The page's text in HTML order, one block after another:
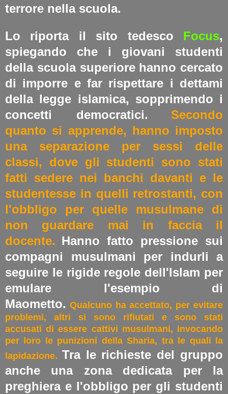
terrore nella scuola.
Lo riporta il sito tedesco Focus,
spiegando che i giovani studenti
della scuola superiore hanno cercato
di imporre e far rispettare i dettami
della legge islamica, sopprimendo i
concetti democratici.
Secondo
quanto si apprende, hanno imposto
una separazione per sessi delle
classi, dove gli studenti sono stati
fatti sedere nei banchi davanti e le
studentesse in quelli retrostanti, con
l'obbligo per quelle musulmane di
non guardare mai in faccia il
docente. Hanno fatto pressione sui
compagni musulmani per indurli a
seguire le rigide regole dell'Islam per
emulare l'esempio di
Maometto. Qualcuno ha accettato, per evitare
problemi, altri si sono rifiutati e sono stati
accusati di essere cattivi musulmani, invocando
per loro le punizioni della Sharia, tra le quali la
lapidazione. Tra le richieste del gruppo
anche una zona dedicata per la
preghiera e l'obbligo per gli studenti